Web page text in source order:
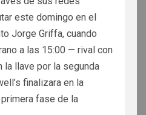
este domingo en el
Jorge Griffa, cuando
a las 15:00 — rival con
la llave por la segunda
finalizara en la
fase de la